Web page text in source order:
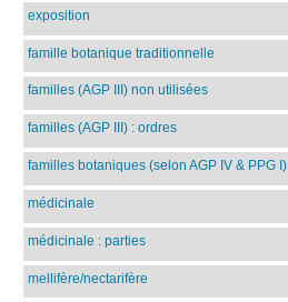
exposition
famille botanique traditionnelle
familles (AGP III) non utilisées
familles (AGP III) : ordres
familles botaniques (selon AGP IV & PPG I)
médicinale
médicinale : parties
mellifère/nectarifère